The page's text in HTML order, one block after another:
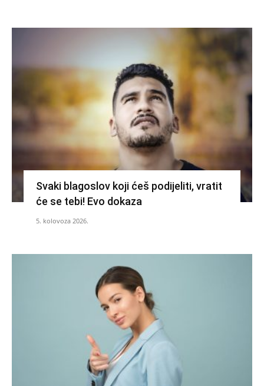
Svaki blagoslov koji ćeš podijeliti, vratit
će se tebi! Evo dokaza
5. kolovoza 2026.